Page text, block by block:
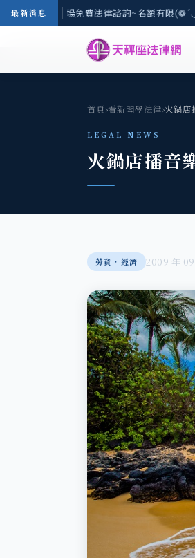
最新消息
-8/3(一) 現場免費法律諮詢~名額有限
首頁›看新聞學法律›火鍋店
LEGAL NEWS
火鍋店播音
勞資‧經濟 2009 年